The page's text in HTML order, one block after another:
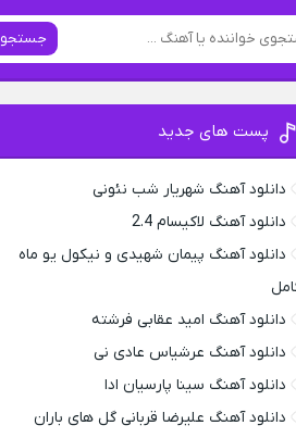
جستجو
پست های جدید
دانلود آهنگ شهریار شب نئونی
دانلود آهنگ لاکیسام 2.4
دانلود آهنگ پیمان شهیدی و نیکول یو ماه
دانلود آهنگ امید عقابی فرشته
دانلود آهنگ عرشیاس عادی نی
دانلود آهنگ سینا پارسیان ادا
دانلود آهنگ علیرضا قربانی گل های باران